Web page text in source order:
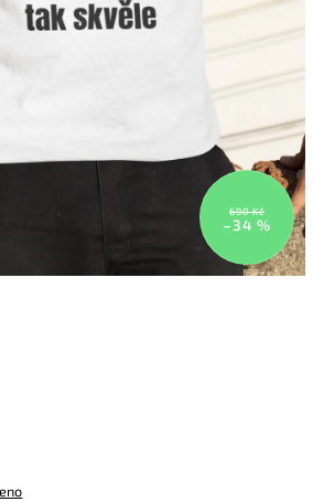
690 Kč
–34 %